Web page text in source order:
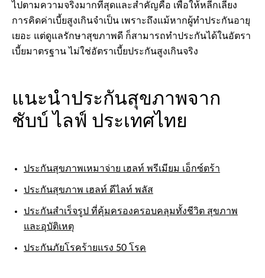
ไปตามความจริงมากที่สุดและสำคัญคือ เพื่อให้หลีกเลี่ยง
การคิดค่าเบี้ยสูงเกินจำเป็น เพราะถึงแม้หากผู้ทำประกันอายุ
เยอะ แต่ดูแลรักษาสุขภาพดี ก็สามารถทำประกันได้ในอัตรา
เบี้ยมาตรฐาน ไม่ใช่อัตราเบี้ยประกันสูงเกินจริง
แนะนำประกันสุขภาพจาก
ชับบ์ ไลฟ์ ประเทศไทย
ประกันสุขภาพเหมาจ่าย เฮลท์ พรีเมียม เอ็กซ์ตร้า
ประกันสุขภาพ เฮลท์ ดีไลท์ พลัส
ประกันสำเร็จรูป ที่คุ้มครองครอบคลุมทั้งชีวิต สุขภาพ
และอุบัติเหตุ
ประกันภัยโรคร้ายแรง 50 โรค